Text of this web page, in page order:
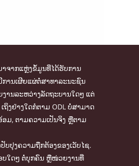
າຈາກແຫຼ່ງຂໍ້ມູນທີ່ໄດ້ຮັບການ
ການເຜີຍແຜ່ຕໍ່ສາທາລະນະຊົນ
ານລະຫວ່າງລັດຖະບານໃດໆ ແຕ່
ງຢ່າງໃດກໍຕາມ ODL ບໍ່ສາມາດ
ມ, ຕາມຄວາມເປັນຈິງ ຫຼືຕາມ
ປຸງຄວາມຖືກຕ້ອງຂອງເວັບໄຊ.
ບໃດໆ ຕໍ່ບຸກຄົນ ຫຼືໜ່ວຍງານທີ່